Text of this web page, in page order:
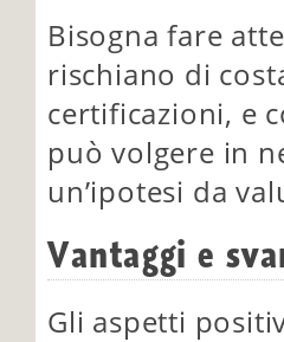
Bisogna fare
rischiano di
certificazioni, e
può volgere in
un’ipotesi da
Vantaggi e
Gli aspetti